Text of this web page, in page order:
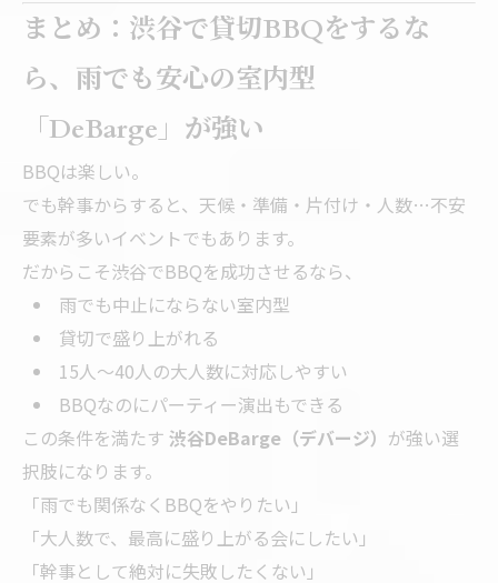
まとめ：渋谷で貸切BBQをするな
ら、雨でも安心の室内型
「DeBarge」が強い
BBQは楽しい。
でも幹事からすると、天候・準備・片付け・人数…不安
要素が多いイベントでもあります。
だからこそ渋谷でBBQを成功させるなら、
雨でも中止にならない室内型
貸切で盛り上がれる
15人〜40人の大人数に対応しやすい
BBQなのにパーティー演出もできる
この条件を満たす 渋谷DeBarge（デバージ） が強い選
択肢になります。
「雨でも関係なくBBQをやりたい」
「大人数で、最高に盛り上がる会にしたい」
「幹事として絶対に失敗したくない」